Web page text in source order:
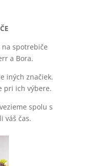
spotrebiče
a Bora.
iných značiek.
pri ich výbere.
spolu s
váš čas.